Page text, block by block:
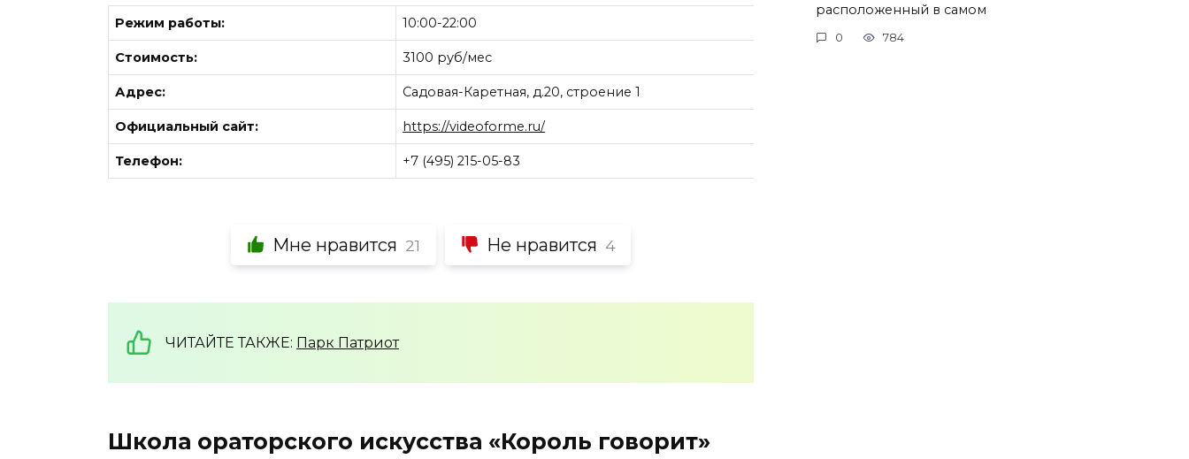
Режим работы: 10:00-22:00
Стоимость: 3100 руб/мес
Адрес: Садовая-Каретная, д.20, строение 1
Официальный сайт: https://videoforme.ru/
Телефон: +7 (495) 215-05-83
Мне нравится 21 Не нравится 4
ЧИТАЙТЕ ТАКЖЕ: Парк Патриот
Школа ораторского искусства «Король говорит»
расположенный в самом
0 784